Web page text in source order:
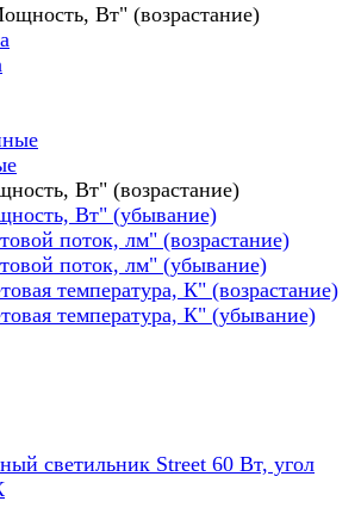
Вт" (возрастание)
Вт" (возрастание)
Вт" (убывание)
поток, лм" (возрастание)
поток, лм" (убывание)
температура, К" (возрастание)
температура, К" (убывание)
светильник Street 60 Вт, угол